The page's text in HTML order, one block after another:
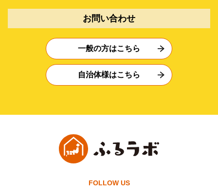
お問い合わせ
一般の方はこちら
自治体様はこちら
FOLLOW US